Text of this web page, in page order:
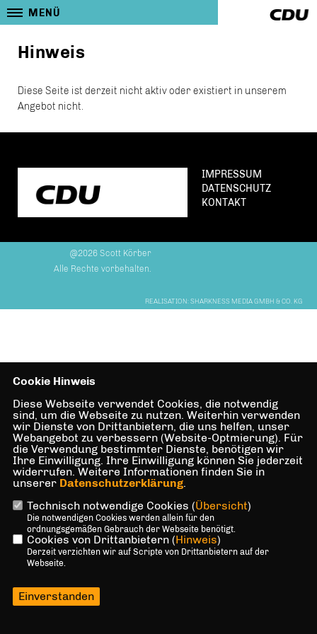
MENÜ
Hinweis
Diese Seite ist derzeit nicht aktiv oder existiert in unserem
Angebot nicht.
IMPRESSUM
DATENSCHUTZ
KONTAKT
@2026 Scott Körber
Alle Rechte vorbehalten.
REALISATION: SHARKNESS MEDIA GMBH & CO. KG
Cookie Hinweis
Diese Webseite verwendet Cookies, die notwendig
sind, um die Webseite zu nutzen. Weiterhin verwenden
wir Dienste von Drittanbietern, die uns helfen, unser
Webangebot zu verbessern (Website-Optmierung). Für
die Verwendung bestimmter Dienste, benötigen wir
Ihre Einwilligung. Ihre Einwilligung können Sie jederzeit
widerrufen. Weitere Informationen finden Sie in
unserer Datenschutzerklärung.
Technisch notwendige Cookies (Übersicht)
Die notwendigen Cookies werden allein für den
ordnungsgemäßen Gebrauch der Webseite benötigt.
Cookies von Drittanbietern (Hinweis)
Derzeit verzichten wir auf Scripte von Drittanbietern auf der
Webseite.
Einverstanden